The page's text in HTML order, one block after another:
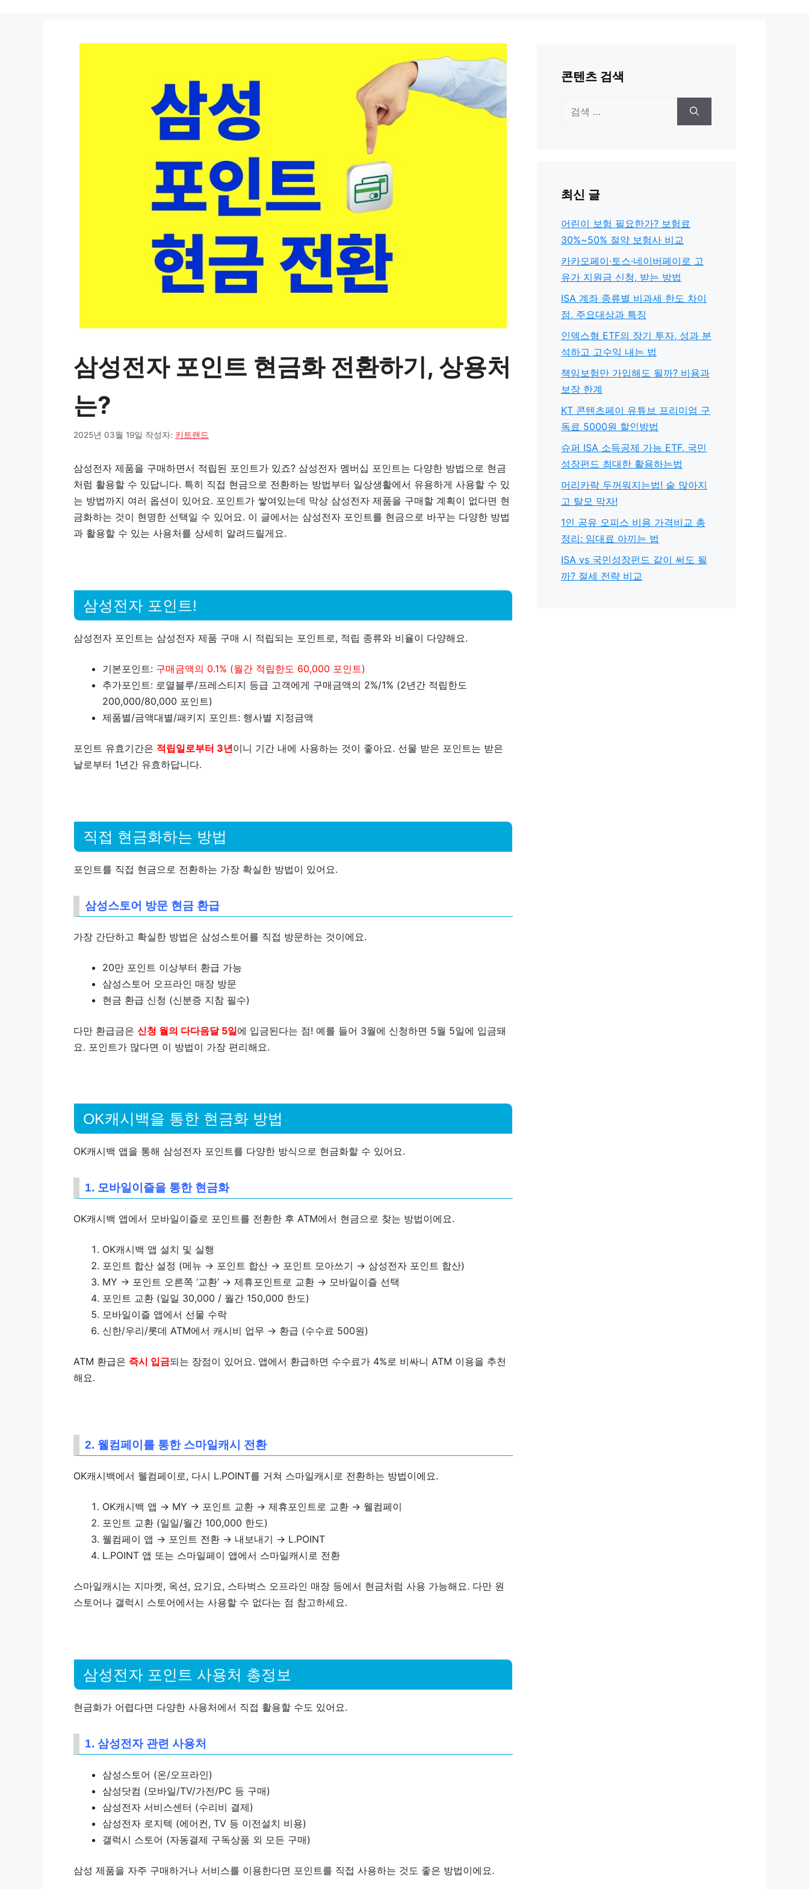
삼성전자 포인트 현금화 전환하기, 상용처
는?
2025년 03월 19일 작성자: 키트랜드
삼성전자 제품을 구매하면서 적립된 포인트가 있죠? 삼성전자 멤버십 포인트는 다양한 방법으로 현금
처럼 활용할 수 있답니다. 특히 직접 현금으로 전환하는 방법부터 일상생활에서 유용하게 사용할 수 있
는 방법까지 여러 옵션이 있어요. 포인트가 쌓여있는데 막상 삼성전자 제품을 구매할 계획이 없다면 현
금화하는 것이 현명한 선택일 수 있어요. 이 글에서는 삼성전자 포인트를 현금으로 바꾸는 다양한 방법
과 활용할 수 있는 사용처를 상세히 알려드릴게요.
삼성전자 포인트!
삼성전자 포인트는 삼성전자 제품 구매 시 적립되는 포인트로, 적립 종류와 비율이 다양해요.
기본포인트: 구매금액의 0.1% (월간 적립한도 60,000 포인트)
추가포인트: 로열블루/프레스티지 등급 고객에게 구매금액의 2%/1% (2년간 적립한도
200,000/80,000 포인트)
제품별/금액대별/패키지 포인트: 행사별 지정금액
포인트 유효기간은 적립일로부터 3년이니 기간 내에 사용하는 것이 좋아요. 선물 받은 포인트는 받은
날로부터 1년간 유효하답니다.
직접 현금화하는 방법
포인트를 직접 현금으로 전환하는 가장 확실한 방법이 있어요.
삼성스토어 방문 현금 환급
가장 간단하고 확실한 방법은 삼성스토어를 직접 방문하는 것이에요.
20만 포인트 이상부터 환급 가능
삼성스토어 오프라인 매장 방문
현금 환급 신청 (신분증 지참 필수)
다만 환급금은 신청 월의 다다음달 5일에 입금된다는 점! 예를 들어 3월에 신청하면 5월 5일에 입금돼
요. 포인트가 많다면 이 방법이 가장 편리해요.
OK캐시백을 통한 현금화 방법
OK캐시백 앱을 통해 삼성전자 포인트를 다양한 방식으로 현금화할 수 있어요.
1. 모바일이즐을 통한 현금화
OK캐시백 앱에서 모바일이즐로 포인트를 전환한 후 ATM에서 현금으로 찾는 방법이에요.
OK캐시백 앱 설치 및 실행
포인트 합산 설정 (메뉴 → 포인트 합산 → 포인트 모아쓰기 → 삼성전자 포인트 합산)
MY → 포인트 오른쪽 ‘교환’ → 제휴포인트로 교환 → 모바일이즐 선택
포인트 교환 (일일 30,000 / 월간 150,000 한도)
모바일이즐 앱에서 선물 수락
신한/우리/롯데 ATM에서 캐시비 업무 → 환급 (수수료 500원)
ATM 환급은 즉시 입금되는 장점이 있어요. 앱에서 환급하면 수수료가 4%로 비싸니 ATM 이용을 추천
해요.
2. 웰컴페이를 통한 스마일캐시 전환
OK캐시백에서 웰컴페이로, 다시 L.POINT를 거쳐 스마일캐시로 전환하는 방법이에요.
OK캐시백 앱 → MY → 포인트 교환 → 제휴포인트로 교환 → 웰컴페이
포인트 교환 (일일/월간 100,000 한도)
웰컴페이 앱 → 포인트 전환 → 내보내기 → L.POINT
L.POINT 앱 또는 스마일페이 앱에서 스마일캐시로 전환
스마일캐시는 지마켓, 옥션, 요기요, 스타벅스 오프라인 매장 등에서 현금처럼 사용 가능해요. 다만 원
스토어나 갤럭시 스토어에서는 사용할 수 없다는 점 참고하세요.
삼성전자 포인트 사용처 총정보
현금화가 어렵다면 다양한 사용처에서 직접 활용할 수도 있어요.
1. 삼성전자 관련 사용처
삼성스토어 (온/오프라인)
삼성닷컴 (모바일/TV/가전/PC 등 구매)
삼성전자 서비스센터 (수리비 결제)
삼성전자 로지텍 (에어컨, TV 등 이전설치 비용)
갤럭시 스토어 (자동결제 구독상품 외 모든 구매)
삼성 제품을 자주 구매하거나 서비스를 이용한다면 포인트를 직접 사용하는 것도 좋은 방법이에요.
콘텐츠 검색
최신 글
어린이 보험 필요한가? 보험료
30%~50% 절약 보험사 비교
카카오페이·토스·네이버페이로 고
유가 지원금 신청, 받는 방법
ISA 계좌 종류별 비과세 한도 차이
점, 주요대상과 특징
인덱스형 ETF의 장기 투자, 성과 분
석하고 고수익 내는 법
책임보험만 가입해도 될까? 비용과
보장 한계
KT 콘텐츠페이 유튜브 프리미엄 구
독료 5000원 할인방법
슈퍼 ISA 소득공제 가능 ETF, 국민
성장펀드 최대한 활용하는법
머리카락 두꺼워지는법! 숱 많아지
고 탈모 막자!
1인 공유 오피스 비용 가격비교 총
정리: 임대료 아끼는 법
ISA vs 국민성장펀드 같이 써도 될
까? 절세 전략 비교